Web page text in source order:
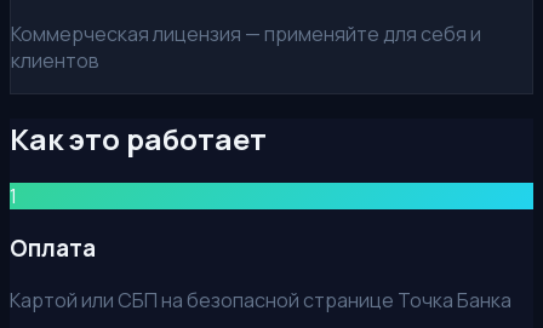
Коммерческая лицензия — применяйте для себя и
клиентов
Как это работает
1
Оплата
Картой или СБП на безопасной странице Точка Банка